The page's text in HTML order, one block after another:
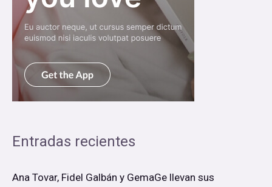
Entradas recientes
Ana Tovar, Fidel Galbán y GemaGe llevan sus